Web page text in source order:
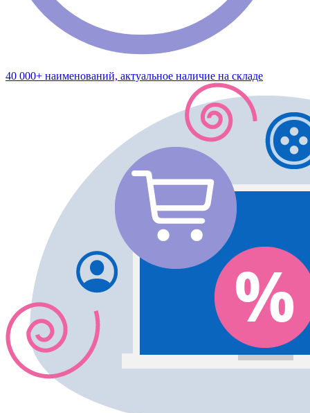
40 000+ наименований, актуальное наличие на складе